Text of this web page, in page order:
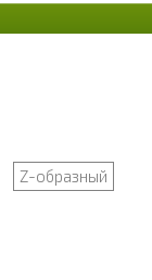
Z-образный